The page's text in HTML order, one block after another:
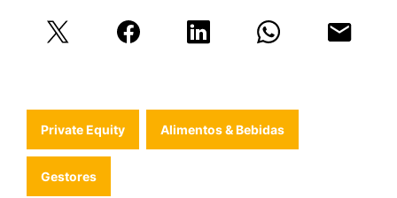
Private Equity Alimentos & Bebidas
Gestores